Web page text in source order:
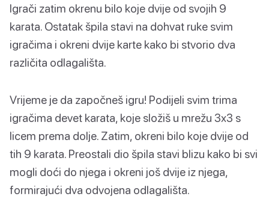
Igrači zatim okrenu bilo koje dvije od svojih 9
karata. Ostatak špila stavi na dohvat ruke svim
igračima i okreni dvije karte kako bi stvorio dva
različita odlagališta.
Vrijeme je da započneš igru! Podijeli svim trima
igračima devet karata, koje složiš u mrežu 3x3 s
licem prema dolje. Zatim, okreni bilo koje dvije od
tih 9 karata. Preostali dio špila stavi blizu kako bi svi
mogli doći do njega i okreni još dvije iz njega,
formirajući dva odvojena odlagališta.